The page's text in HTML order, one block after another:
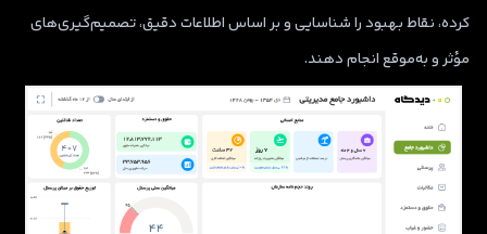
کرده، نقاط بهبود را شناسایی و بر اساس اطلاعات دقیق، تصمیم‌گیری‌های
مؤثر و به‌موقع انجام دهند.